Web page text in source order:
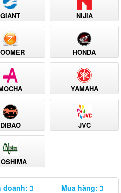
GIANT NIJIA
HONDA
YAMAHA
DIBAO JVC
doanh:
Mua hàng: